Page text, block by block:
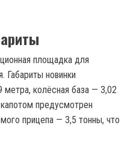
площадка для
Габариты новинки
метра, колёсная база — 3,02
предусмотрен
прицепа — 3,5 тонны, что